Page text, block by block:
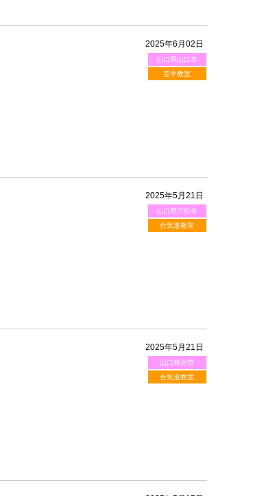
2025年6月02日
山口県山口市
空手教室
2025年5月21日
山口県下松市
合気道教室
2025年5月21日
山口県光市
合気道教室